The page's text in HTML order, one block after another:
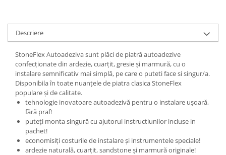
Descriere
StoneFlex Autoadeziva sunt plăci de piatră autoadezive
confecționate din ardezie, cuarțit, gresie și marmură, cu o
instalare semnificativ mai simplă, pe care o puteti face si singur/a.
Disponibila în toate nuanțele de piatra clasica StoneFlex
populare și de calitate.
tehnologie inovatoare autoadezivă pentru o instalare ușoară,
fără praf!
puteți monta singură cu ajutorul instructiunilor incluse in
pachet!
economisiți costurile de instalare și instrumentele speciale!
ardezie naturală, cuarțit, sandstone și marmură originale!